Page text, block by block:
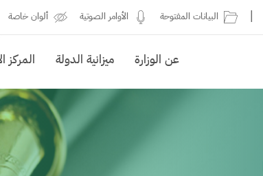
البيانات المفتوحة الأوامر الصوتية ألوان خاصة
عن الوزارة ميزانية الدولة المركز